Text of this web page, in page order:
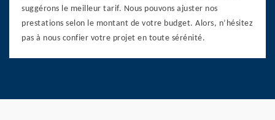
suggérons le meilleur tarif. Nous pouvons ajuster nos
prestations selon le montant de votre budget. Alors, n’hésitez
pas à nous confier votre projet en toute sérénité.